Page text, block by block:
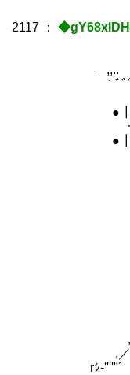
2117 ：
_,,.. -ｰ''''"ﾞ´
｀ﾞﾞﾞ
｀ﾞ
●┃┃
━━━━三
_
_
,／ﾞ
／. / ゛ .
／ ／゛
,／／_,,,.. -
,／ .ﾞ＿
rｼ‐''''"´